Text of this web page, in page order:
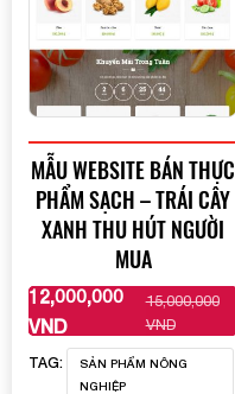
MẪU WEBSITE BÁN THỰC
PHẨM SẠCH – TRÁI CÂY
XANH THU HÚT NGƯỜI
MUA
12,000,000
VND
15,000,000
VND
XEM THÊM
TAG:
SẢN PHẨM NÔNG
NGHIỆP